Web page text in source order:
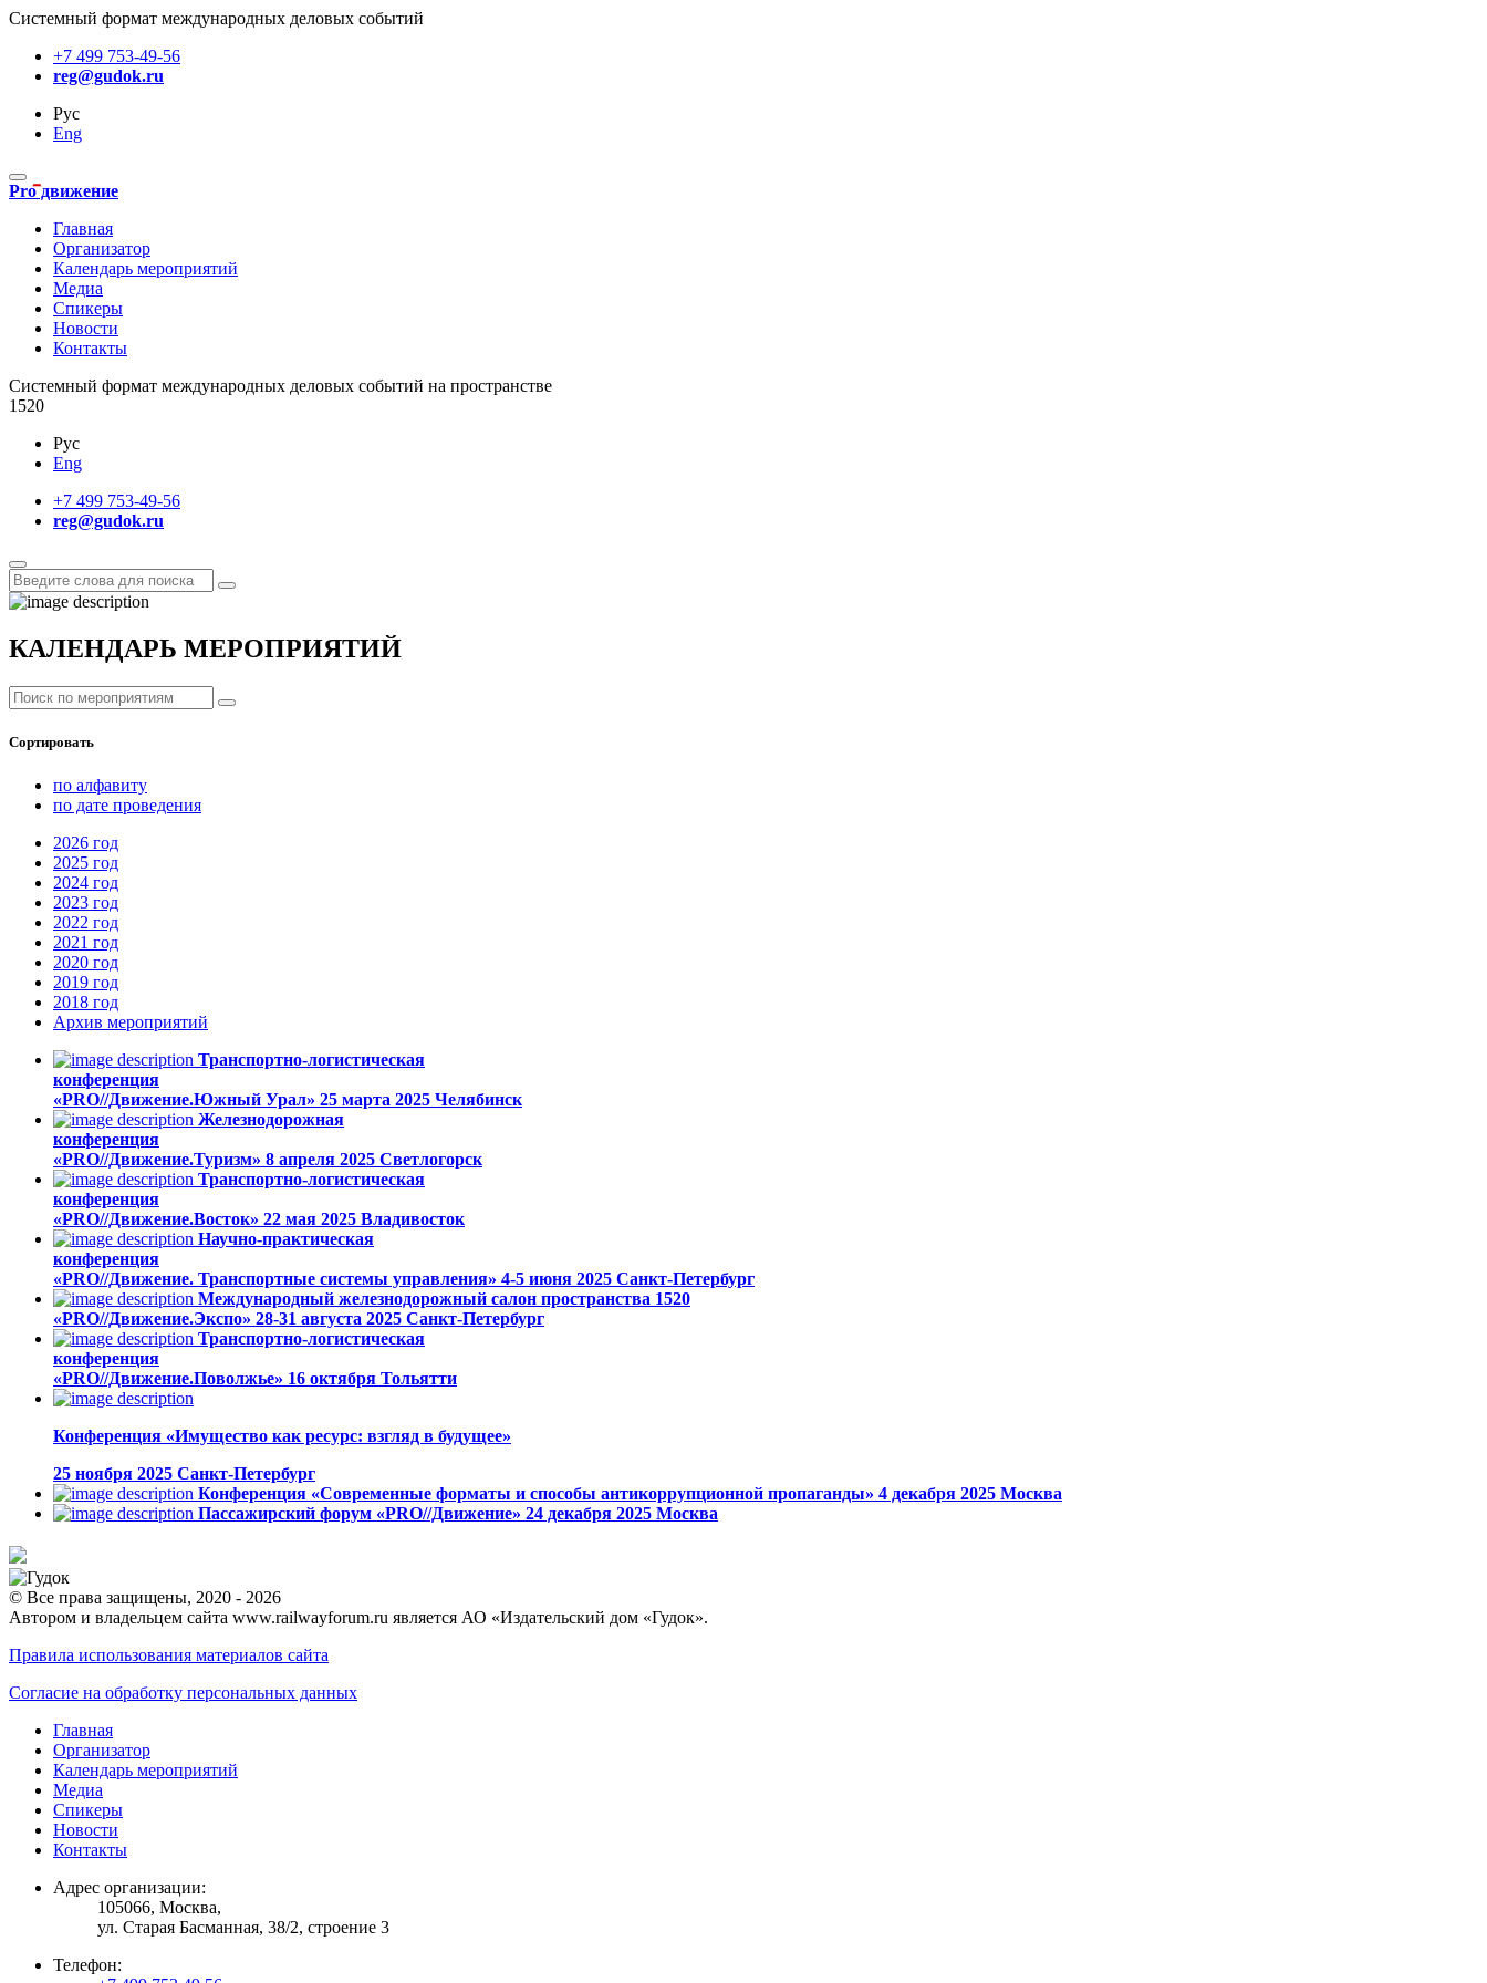
Системный формат международных деловых событий
+7 499 753-49-56
reg@gudok.ru
Рус
Eng
Pro движение
Главная
Организатор
Календарь мероприятий
Медиа
Спикеры
Новости
Контакты
Cистемный формат международных деловых событий на пространстве
1520
Рус
Eng
+7 499 753-49-56
reg@gudok.ru
КАЛЕНДАРЬ МЕРОПРИЯТИЙ
Сортировать
по алфавиту
по дате проведения
2026 год
2025 год
2024 год
2023 год
2022 год
2021 год
2020 год
2019 год
2018 год
Архив мероприятий
Транспортно-логистическая
конференция
«PRO//Движение.Южный Урал» 25 марта 2025 Челябинск
Железнодорожная
конференция
«PRO//Движение.Туризм» 8 апреля 2025 Светлогорск
Транспортно-логистическая
конференция
«PRO//Движение.Восток» 22 мая 2025 Владивосток
Научно-практическая
конференция
«PRO//Движение. Транспортные системы управления» 4-5 июня 2025 Санкт-Петербург
Международный железнодорожный салон пространства 1520
«PRO//Движение.Экспо» 28-31 августа 2025 Санкт-Петербург
Транспортно-логистическая
конференция
«PRO//Движение.Поволжье» 16 октября Тольятти
Конференция «Имущество как ресурс: взгляд в будущее»
25 ноября 2025 Санкт-Петербург
Конференция «Современные форматы и способы антикоррупционной пропаганды» 4 декабря 2025 Москва
Пассажирский форум «PRO//Движение» 24 декабря 2025 Москва
© Все права защищены, 2020 - 2026
Автором и владельцем сайта www.railwayforum.ru является АО «Издательский дом «Гудок».
Правила использования материалов сайта
Согласие на обработку персональных данных
Главная
Организатор
Календарь мероприятий
Медиа
Спикеры
Новости
Контакты
Адрес организации:
105066, Москва,
ул. Старая Басманная, 38/2, строение 3
Телефон: